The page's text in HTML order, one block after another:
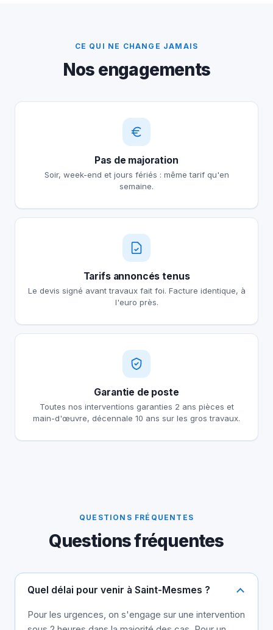
CE QUI NE CHANGE JAMAIS
Nos engagements
Pas de majoration
Soir, week-end et jours fériés : même tarif qu'en
semaine.
Tarifs annoncés tenus
Le devis signé avant travaux fait foi. Facture identique, à
l'euro près.
Garantie de poste
Toutes nos interventions garanties 2 ans pièces et
main-d'œuvre, décennale 10 ans sur les gros travaux.
QUESTIONS FRÉQUENTES
Questions fréquentes
Quel délai pour venir à Saint-Mesmes ?
Pour les urgences, on s'engage sur une intervention